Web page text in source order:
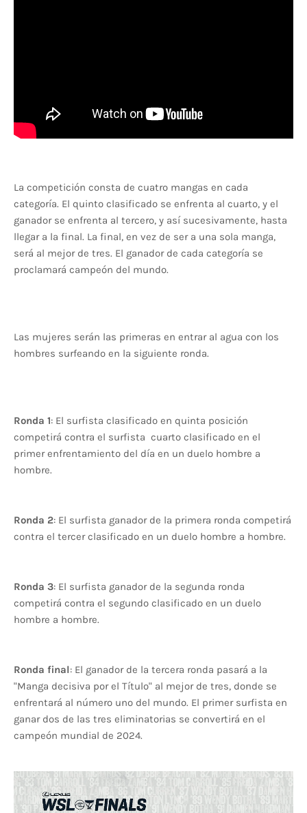
La competición consta de cuatro mangas en cada
categoría. El quinto clasificado se enfrenta al cuarto, y el
ganador se enfrenta al tercero, y así sucesivamente, hasta
llegar a la final. La final, en vez de ser a una sola manga,
será al mejor de tres. El ganador de cada categoría se
proclamará campeón del mundo.
Las mujeres serán las primeras en entrar al agua con los
hombres surfeando en la siguiente ronda.
Ronda 1: El surfista clasificado en quinta posición
competirá contra el surfista cuarto clasificado en el
primer enfrentamiento del día en un duelo hombre a
hombre.
Ronda 2: El surfista ganador de la primera ronda competirá
contra el tercer clasificado en un duelo hombre a hombre.
Ronda 3: El surfista ganador de la segunda ronda
competirá contra el segundo clasificado en un duelo
hombre a hombre.
Ronda final: El ganador de la tercera ronda pasará a la
"Manga decisiva por el Título" al mejor de tres, donde se
enfrentará al número uno del mundo. El primer surfista en
ganar dos de las tres eliminatorias se convertirá en el
campeón mundial de 2024.